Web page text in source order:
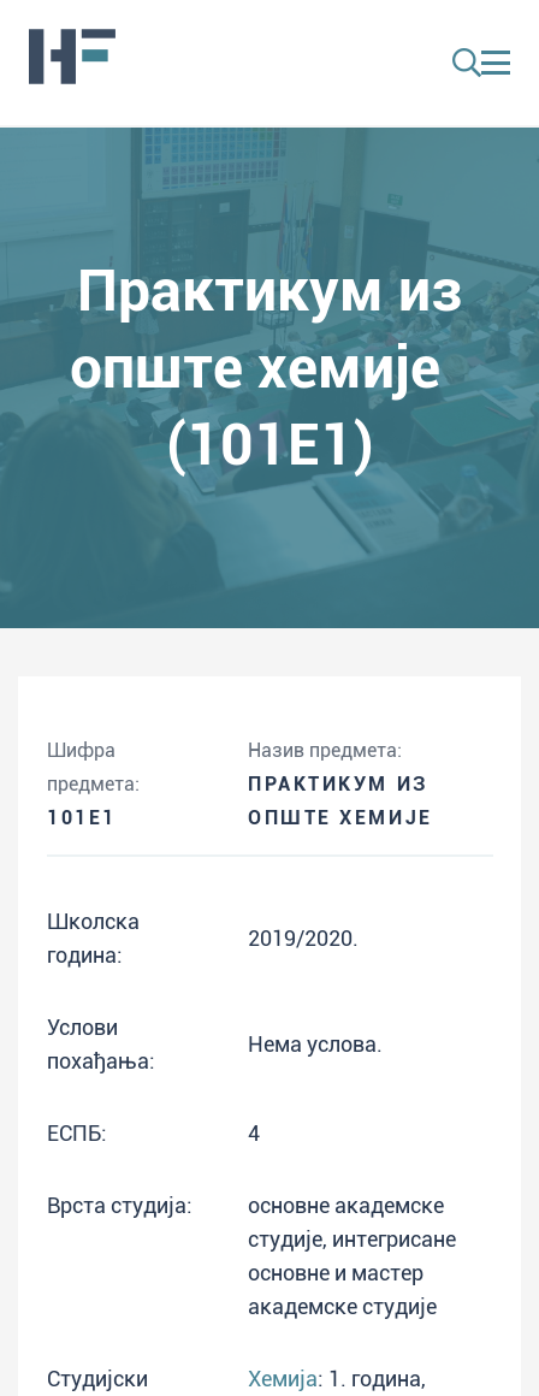
Практикум из
опште хемије
(101E1)
Шифра
предмета:
101E1
Назив предмета:
ПРАКТИКУМ ИЗ
ОПШТЕ ХЕМИЈЕ
Школска
година:
2019/2020.
Услови
похађања:
Нема услова.
ЕСПБ: 4
Врста студија:
основне академске
студије, интегрисане
основне и мастер
академске студије
Студијски
Хемија: 1. година,